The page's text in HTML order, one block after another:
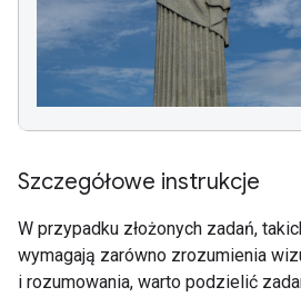
Szczegółowe instrukcje
W przypadku złożonych zadań,
wymagają zarówno zrozumienia
i rozumowania, warto podzielić